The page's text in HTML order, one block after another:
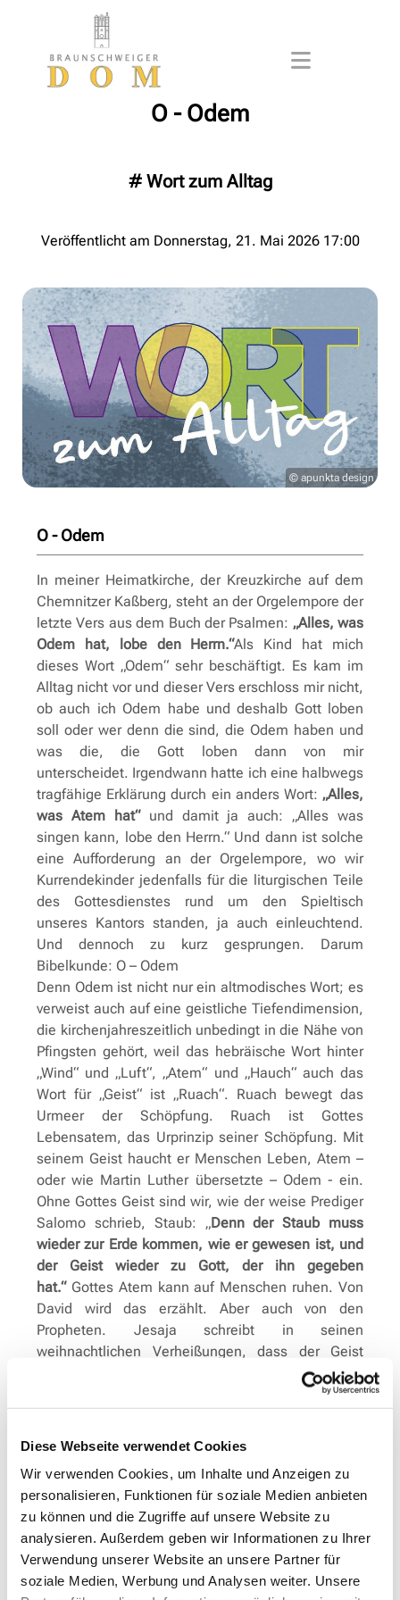
Diese Webseite verwendet Cookies
Wir verwenden Cookies, um Inhalte und Anzeigen zu
personalisieren, Funktionen für soziale Medien anbieten
zu können und die Zugriffe auf unsere Website zu
analysieren. Außerdem geben wir Informationen zu Ihrer
Verwendung unserer Website an unsere Partner für
soziale Medien, Werbung und Analysen weiter. Unsere
O - Odem
# Wort zum Alltag
Veröffentlicht am Donnerstag, 21. Mai 2026 17:00
© apunkta design
O - Odem
In meiner Heimatkirche, der Kreuzkirche auf dem
Chemnitzer Kaßberg, steht an der Orgelempore der
letzte Vers aus dem Buch der Psalmen: „Alles, was
Odem hat, lobe den Herrn.“Als Kind hat mich
dieses Wort „Odem“ sehr beschäftigt. Es kam im
Alltag nicht vor und dieser Vers erschloss mir nicht,
ob auch ich Odem habe und deshalb Gott loben
soll oder wer denn die sind, die Odem haben und
was die, die Gott loben dann von mir
unterscheidet. Irgendwann hatte ich eine halbwegs
tragfähige Erklärung durch ein anders Wort: „Alles,
was Atem hat“ und damit ja auch: „Alles was
singen kann, lobe den Herrn.“ Und dann ist solche
eine Aufforderung an der Orgelempore, wo wir
Kurrendekinder jedenfalls für die liturgischen Teile
des Gottesdienstes rund um den Spieltisch
unseres Kantors standen, ja auch einleuchtend.
Und dennoch zu kurz gesprungen. Darum
Bibelkunde: O – Odem
Denn Odem ist nicht nur ein altmodisches Wort; es
verweist auch auf eine geistliche Tiefendimension,
die kirchenjahreszeitlich unbedingt in die Nähe von
Pfingsten gehört, weil das hebräische Wort hinter
„Wind“ und „Luft“, „Atem“ und „Hauch“ auch das
Wort für „Geist“ ist „Ruach“. Ruach bewegt das
Urmeer der Schöpfung. Ruach ist Gottes
Lebensatem, das Urprinzip seiner Schöpfung. Mit
seinem Geist haucht er Menschen Leben, Atem –
oder wie Martin Luther übersetzte – Odem - ein.
Ohne Gottes Geist sind wir, wie der weise Prediger
Salomo schrieb, Staub: „Denn der Staub muss
wieder zur Erde kommen, wie er gewesen ist, und
der Geist wieder zu Gott, der ihn gegeben
hat.“Gottes Atem kann auf Menschen ruhen. Von
David wird das erzählt. Aber auch von den
Propheten. Jesaja schreibt in seinen
weihnachtlichen Verheißungen, dass der Geist
Gottes, der den Friedefürsten erfüllen wird,
Weisheit, Verstand, Rat, Stärke, Erkenntnis und
zu werden. Zu Pfingsten schließlich feiern wir das
Herabkommen des Heiligen Geistes und damit den
Beginn der Kirche, der christlichen Gemeinde.
Letzteres mag in unseren Ohren – erst recht, wenn
wir die Institution Kirche sehen - so theoretisch
klingen, dass wir eher Staublunge kriegen als